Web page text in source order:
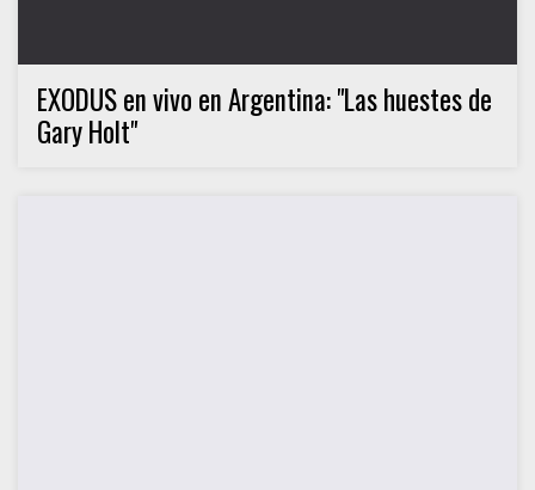
EXODUS en vivo en Argentina: "Las huestes de
Gary Holt"